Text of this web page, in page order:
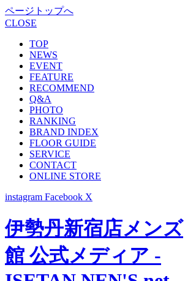
ページトップへ
CLOSE
TOP
NEWS
EVENT
FEATURE
RECOMMEND
Q&A
PHOTO
RANKING
BRAND INDEX
FLOOR GUIDE
SERVICE
CONTACT
ONLINE STORE
instagram Facebook X
伊勢丹新宿店メンズ
館 公式メディア -